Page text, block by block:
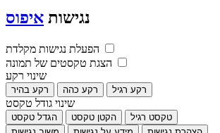
נגישות איפוס
הפעלת נגישות מקלדת
הצגת טקסטים של תמונה
שינוי רקע
רקע בהיר רקע כהה רקע רגיל
שינוי גודל טקסט
הגדל טקסט הקטן טקסט
טקסט רגיל